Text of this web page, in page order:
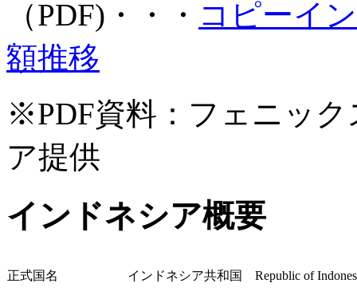
（PDF)・・・ コピーイ
額推移
※PDF資料：フェニッ
ア提供
インドネシア概要
正式国名 インドネシア共和国 Republic of